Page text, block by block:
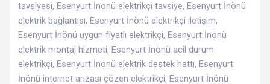
tavsiyesi, Esenyurt İnönü elektrikçi tavsiye, Esenyurt İnönü
elektrik bağlantısı, Esenyurt İnönü elektrikçi iletişim,
Esenyurt İnönü uygun fiyatlı elektrikçi, Esenyurt İnönü
elektrik montaj hizmeti, Esenyurt İnönü acil durum
elektrikçi, Esenyurt İnönü elektrik destek hattı, Esenyurt
İnönü internet arızası çözen elektrikçi, Esenyurt İnönü